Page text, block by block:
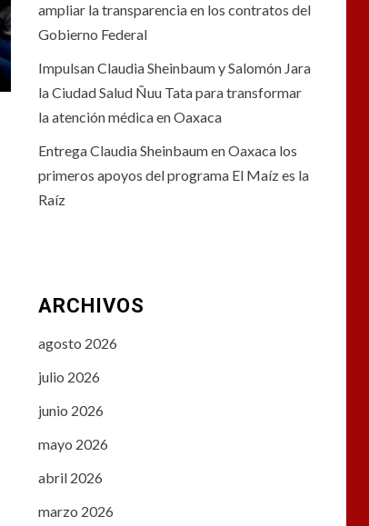
ampliar la transparencia en los contratos del
Gobierno Federal
Impulsan Claudia Sheinbaum y Salomón Jara
la Ciudad Salud Ñuu Tata para transformar
la atención médica en Oaxaca
Entrega Claudia Sheinbaum en Oaxaca los
primeros apoyos del programa El Maíz es la
Raíz
ARCHIVOS
agosto 2026
julio 2026
junio 2026
mayo 2026
abril 2026
marzo 2026